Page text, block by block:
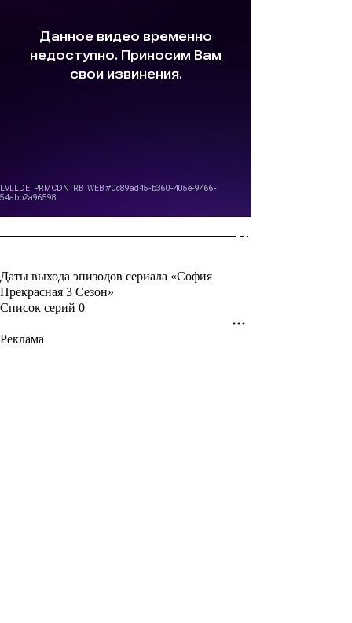
Даты выхода эпизодов сериала «София
Прекрасная 3 Сезон»
Список серий 0
Реклама